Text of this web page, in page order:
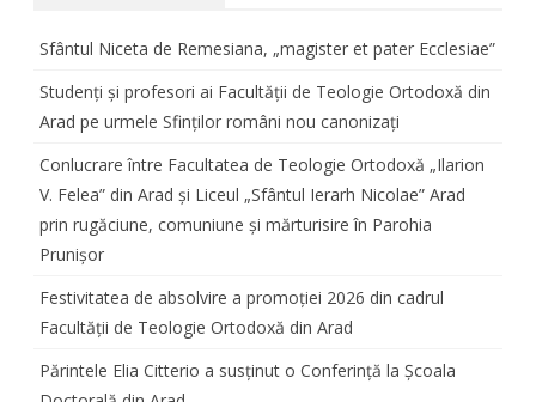
Sfântul Niceta de Remesiana, „magister et pater Ecclesiae”
Studenți și profesori ai Facultății de Teologie Ortodoxă din
Arad pe urmele Sfinților români nou canonizați
Conlucrare între Facultatea de Teologie Ortodoxă „Ilarion
V. Felea” din Arad și Liceul „Sfântul Ierarh Nicolae” Arad
prin rugăciune, comuniune și mărturisire în Parohia
Prunișor
Festivitatea de absolvire a promoției 2026 din cadrul
Facultății de Teologie Ortodoxă din Arad
Părintele Elia Citterio a susținut o Conferință la Școala